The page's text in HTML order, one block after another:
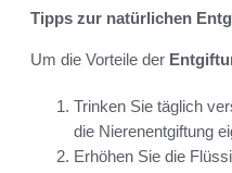
Tipps zur natürlichen
Um die Vorteile der
Trinken Sie täglich
die Nierenentgiftung
Erhöhen Sie die